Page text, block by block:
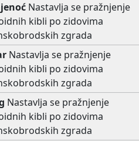
Nastavlja se pražnjenje
kibli po zidovima
zgrada
Nastavlja se pražnjenje
kibli po zidovima
zgrada
Nastavlja se pražnjenje
kibli po zidovima
zgrada